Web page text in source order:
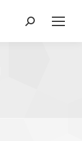
Buscar: